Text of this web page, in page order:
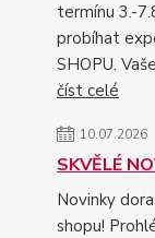
termínu 3.-
probíhat
SHOPU.
číst celé
10.07.2026
SKVĚLÉ
Novinky
shopu!